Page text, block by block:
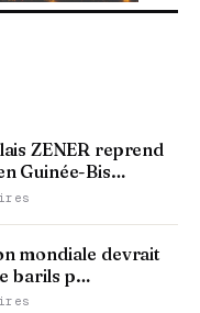
ZENER reprend
Guinée-Bis…
mondiale devrait
barils p…